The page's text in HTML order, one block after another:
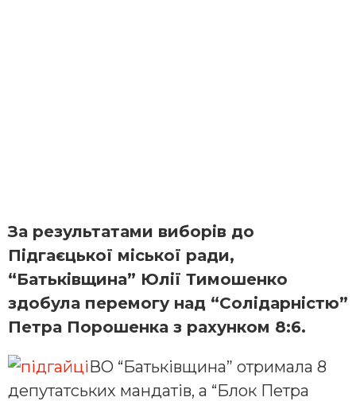
За результатами виборів до
Підгаєцької міської ради,
“Батьківщина” Юлії Тимошенко
здобула перемогу над “Солідарністю”
Петра Порошенка з рахунком 8:6.
ВО “Батьківщина” отримала 8
депутатських мандатів, а “Блок Петра